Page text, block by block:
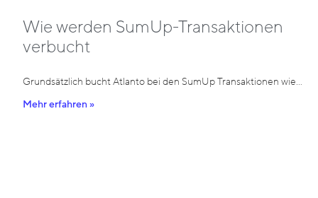
Wie werden SumUp-Transaktionen
verbucht
Grundsätzlich bucht Atlanto bei den SumUp Transaktionen wie…
Mehr erfahren »